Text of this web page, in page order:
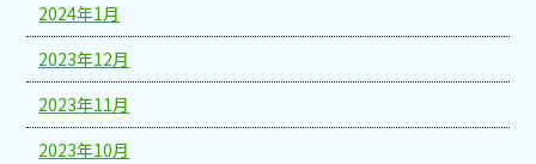
2024年1月
2023年12月
2023年11月
2023年10月